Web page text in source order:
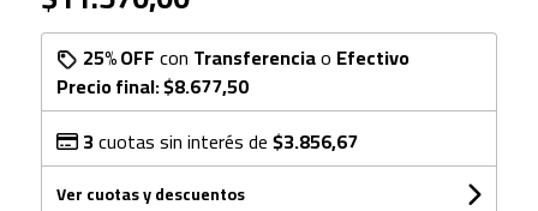
25% OFFcon Transferenciao Efectivo
Precio final:$8.677,50
3cuotas sin interés de$3.856,67
Ver cuotas y descuentos